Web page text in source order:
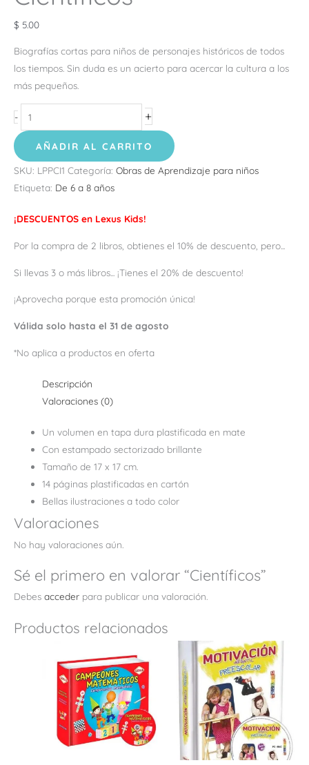
$ 5.00
Biografías cortas para niños de personajes históricos de todos
los tiempos. Sin duda es un acierto para acercar la cultura a los
más pequeños.
- +
AÑADIR AL CARRITO
SKU: LPPCI1 Categoría: Obras de Aprendizaje para niños
Etiqueta: De 6 a 8 años
¡DESCUENTOS en Lexus Kids!
Por la compra de 2 libros, obtienes el 10% de descuento, pero...
Si llevas 3 o más libros... ¡Tienes el 20% de descuento!
¡Aprovecha porque esta promoción única!
Válida solo hasta el 31 de agosto
*No aplica a productos en oferta
Descripción
Valoraciones (0)
Un volumen en tapa dura plastificada en mate
Con estampado sectorizado brillante
Tamaño de 17 x 17 cm.
14 páginas plastificadas en cartón
Bellas ilustraciones a todo color
Valoraciones
No hay valoraciones aún.
Sé el primero en valorar “Científicos”
Debes acceder para publicar una valoración.
Productos relacionados